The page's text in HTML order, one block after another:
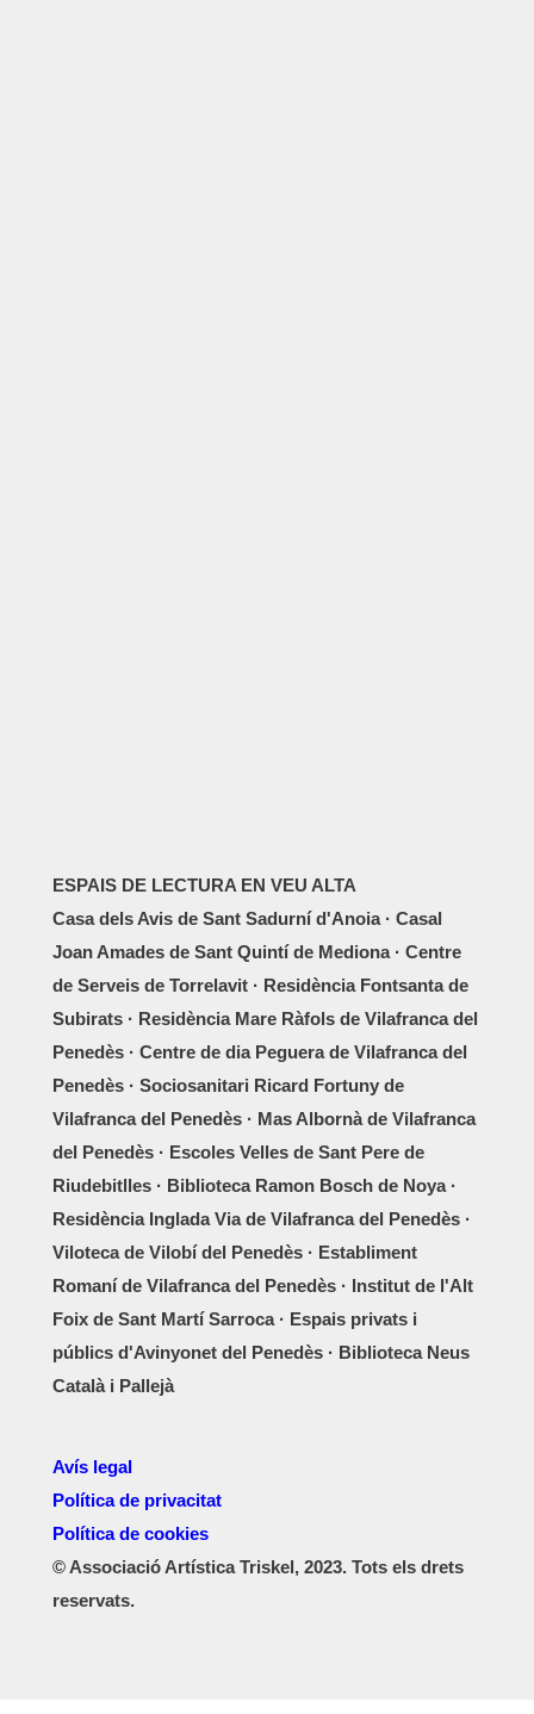
ESPAIS DE LECTURA EN VEU ALTA
Casa dels Avis de Sant Sadurní d'Anoia · Casal
Joan Amades de Sant Quintí de Mediona · Centre
de Serveis de Torrelavit · Residència Fontsanta de
Subirats · Residència Mare Ràfols de Vilafranca del
Penedès · Centre de dia Peguera de Vilafranca del
Penedès · Sociosanitari Ricard Fortuny de
Vilafranca del Penedès · Mas Albornà de Vilafranca
del Penedès · Escoles Velles de Sant Pere de
Riudebitlles · Biblioteca Ramon Bosch de Noya ·
Residència Inglada Via de Vilafranca del Penedès ·
Viloteca de Vilobí del Penedès · Establiment
Romaní de Vilafranca del Penedès · Institut de l'Alt
Foix de Sant Martí Sarroca · Espais privats i
públics d'Avinyonet del Penedès · Biblioteca Neus
Català i Pallejà
Avís legal
Política de privacitat
Política de cookies
© Associació Artística Triskel, 2023. Tots els drets
reservats.